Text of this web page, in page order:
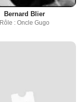
Bernard Blier
Rôle : Oncle Gugo